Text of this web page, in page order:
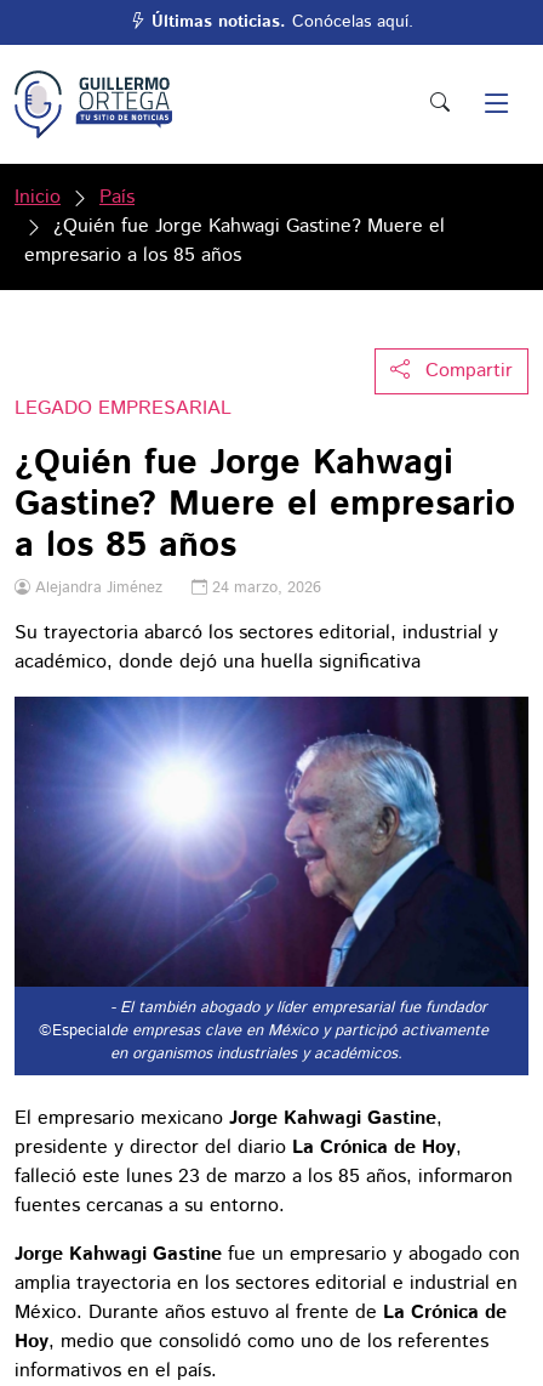
Últimas noticias. Conócelas aquí.
Inicio
País
¿Quién fue Jorge Kahwagi Gastine? Muere el
empresario a los 85 años
Compartir
LEGADO EMPRESARIAL
¿Quién fue Jorge Kahwagi
Gastine? Muere el empresario
a los 85 años
Alejandra Jiménez 24 marzo, 2026
Su trayectoria abarcó los sectores editorial, industrial y
académico, donde dejó una huella significativa
©Especial
- El también abogado y líder empresarial fue fundador
de empresas clave en México y participó activamente
en organismos industriales y académicos.
El empresario mexicano Jorge Kahwagi Gastine,
presidente y director del diario La Crónica de Hoy,
falleció este lunes 23 de marzo a los 85 años, informaron
fuentes cercanas a su entorno.
Jorge Kahwagi Gastine fue un empresario y abogado con
amplia trayectoria en los sectores editorial e industrial en
México. Durante años estuvo al frente de La Crónica de
Hoy, medio que consolidó como uno de los referentes
informativos en el país.